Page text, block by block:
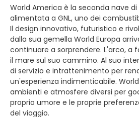
World America è la seconda nave
alimentata a GNL, uno dei
Il design innovativo, futuristico e
dalla sua gemella World Europa
continuare a sorprendere. L'arco, a
il mare sul suo cammino. Al suo
di servizio e intrattenimento per
un'esperienza indimenticabile.
ambienti e atmosfere diversi per
proprio umore e le proprie
del viaggio.
Coxen Hole • Giardini di Carambola
Spettacolo di delfini, presso
siete per un'avventura, visitare
dell'isola. Questa estremità dell'isola
alcuni espatriati, nonché alcuni
essere menzionato è Camp Bay
Lodge, che è l'unico resort a Camp
puoi assaggiare il ristorante Tasty
per ottenere libero accesso alla
immersioni alla pesca a mosca. Ci
fermate interessanti lungo il